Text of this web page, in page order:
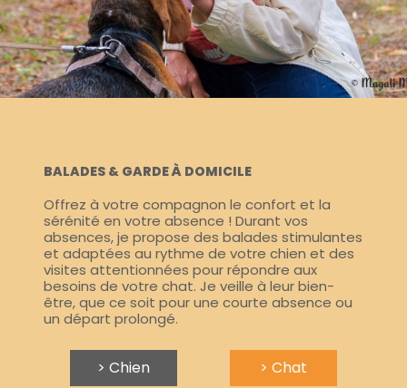
BALADES & GARDE À DOMICILE
Offrez à votre compagnon le confort et la
sérénité en votre absence ! Durant vos
absences, je propose des balades stimulantes
et adaptées au rythme de votre chien et des
visites attentionnées pour répondre aux
besoins de votre chat. Je veille à leur bien-
être, que ce soit pour une courte absence ou
un départ prolongé.
> Chien > Chat